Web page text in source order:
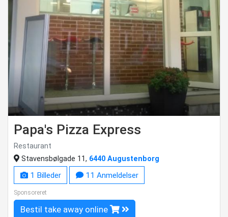
Papa's Pizza Express
Restaurant
Stavensbølgade 11, 6440 Augustenborg
1 Billeder 11 Anmeldelser
Sponsoreret
Bestil take away online